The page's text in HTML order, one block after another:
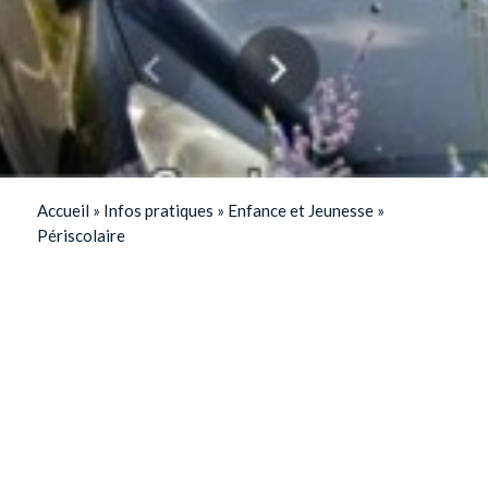
Accueil» Infos pratiques » Enfance et Jeunesse»
Périscolaire